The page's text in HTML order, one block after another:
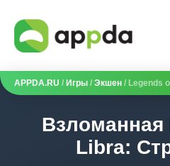
APPDA.RU / Игры / Экшен / Legends
Взломанная
Libra: